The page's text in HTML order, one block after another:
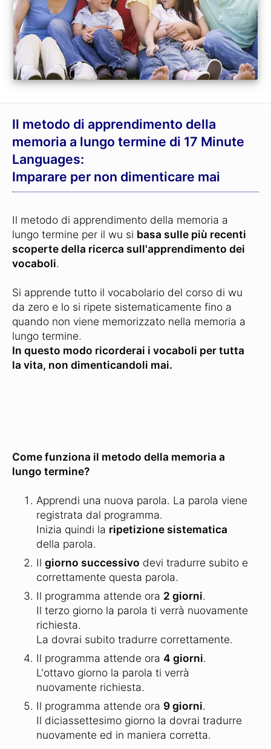
Il metodo di apprendimento della
memoria a lungo termine di 17 Minute
Languages:
Imparare per non dimenticare mai
Il metodo di apprendimento della memoria a
lungo termine per il wu si basa sulle più recenti
scoperte della ricerca sull'apprendimento dei
vocaboli.
Si apprende tutto il vocabolario del corso di wu
da zero e lo si ripete sistematicamente fino a
quando non viene memorizzato nella memoria a
lungo termine.
In questo modo ricorderai i vocaboli per tutta
la vita, non dimenticandoli mai.
Come funziona il metodo della memoria a
lungo termine?
Apprendi una nuova parola. La parola viene
registrata dal programma.
Inizia quindi la ripetizione sistematica
della parola.
Il giorno successivo devi tradurre subito e
correttamente questa parola.
Il programma attende ora 2 giorni.
Il terzo giorno la parola ti verrà nuovamente
richiesta.
La dovrai subito tradurre correttamente.
Il programma attende ora 4 giorni.
L'ottavo giorno la parola ti verrà
nuovamente richiesta.
Il programma attende ora 9 giorni.
Il diciassettesimo giorno la dovrai tradurre
nuovamente ed in maniera corretta.